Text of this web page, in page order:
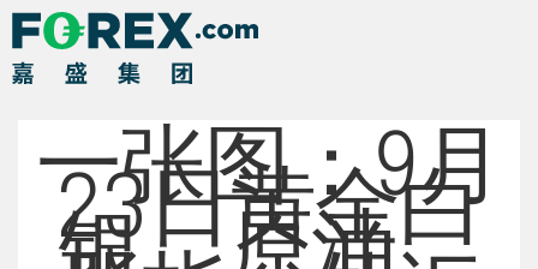
一张图：9月
23日黄金白